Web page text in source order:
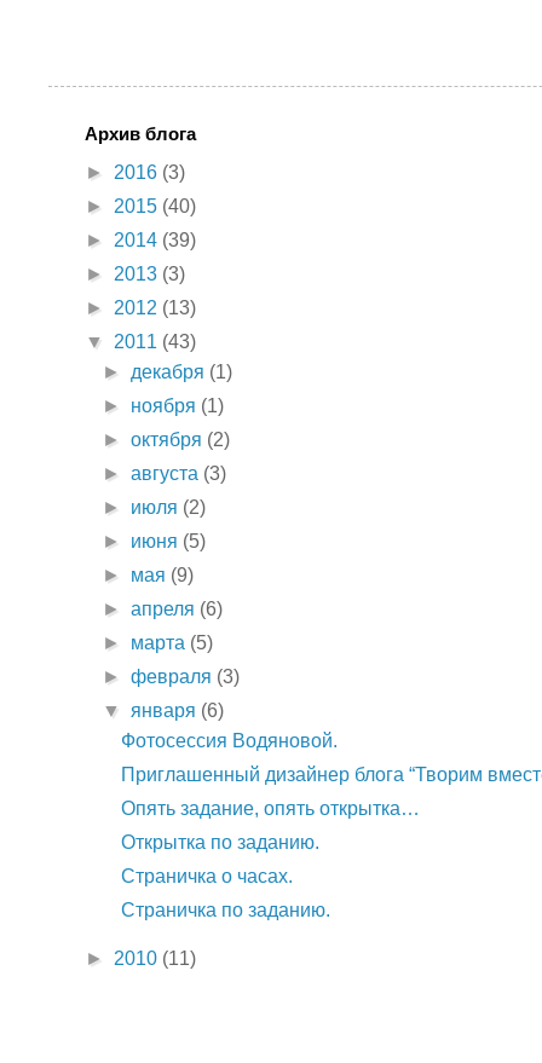
Архив блога
► 2016 (3)
► 2015 (40)
► 2014 (39)
► 2013 (3)
► 2012 (13)
▼ 2011 (43)
► декабря (1)
► ноября (1)
►октября (2)
►августа (3)
► июля (2)
► июня (5)
► мая (9)
►апреля (6)
► марта (5)
►февраля (3)
▼ января (6)
Фотосессия Водяновой.
Приглашенный дизайнер блога “Творим
Опять задание, опять открытка…
Открытка по заданию.
Cтраничка о часах.
Cтраничка по заданию.
► 2010 (11)